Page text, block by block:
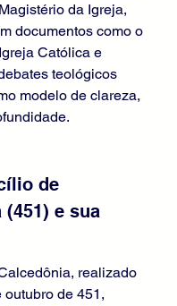
da Igreja,
documentos como o
Católica e
teológicos
modelo de clareza,
de
e sua
realizado
outubro de 451,